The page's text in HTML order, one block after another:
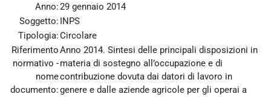
Anno:29 gennaio 2014
Soggetto: INPS
Tipologia:Circolare
Riferimento
normativo -
nome
documento:
Anno 2014. Sintesi delle principali disposizioni in
materia di sostegno all’occupazione e di
contribuzione dovuta dai datori di lavoro in
genere e dalle aziende agricole per gli operai a